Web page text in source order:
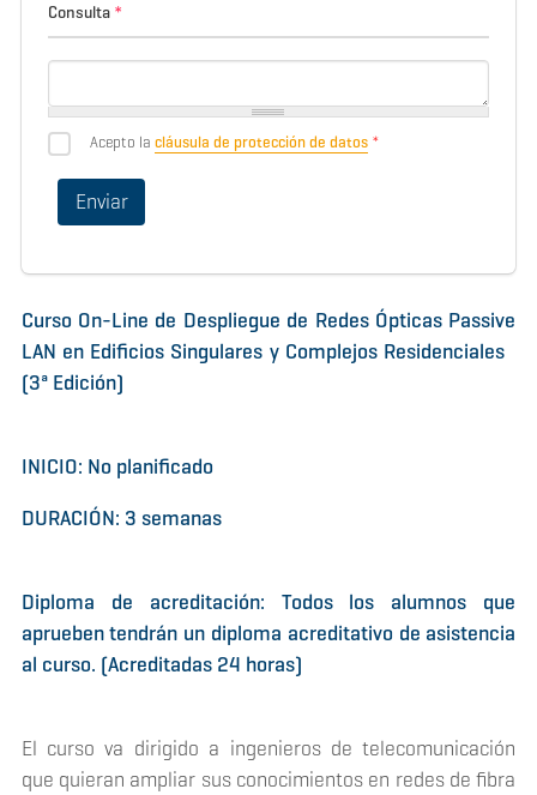
Consulta *
Acepto la cláusula de protección de datos *
Curso On-Line de Despliegue de Redes Ópticas Passive
LAN en Edificios Singulares y Complejos Residenciales
(3ª Edición)
INICIO: No planificado
DURACIÓN: 3 semanas
Diploma de acreditación: Todos los alumnos que
aprueben tendrán un diploma acreditativo de asistencia
al curso. (Acreditadas 24 horas)
El curso va dirigido a ingenieros de telecomunicación
que quieran ampliar sus conocimientos en redes de fibra